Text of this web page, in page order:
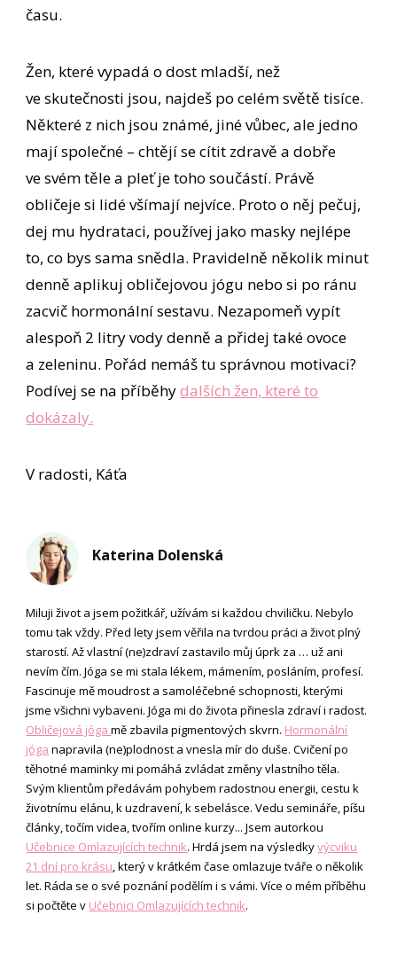
času.
Žen, které vypadá o dost mladší, než
ve skutečnosti jsou, najdeš po celém světě tisíce.
Některé z nich jsou známé, jiné vůbec, ale jedno
mají společné – chtějí se cítit zdravě a dobře
ve svém těle a pleť je toho součástí. Právě
obličeje si lidé všímají nejvíce. Proto o něj pečuj,
dej mu hydrataci, používej jako masky nejlépe
to, co bys sama snědla. Pravidelně několik minut
denně aplikuj obličejovou jógu nebo si po ránu
zacvič hormonální sestavu. Nezapomeň vypít
alespoň 2 litry vody denně a přidej také ovoce
a zeleninu. Pořád nemáš tu správnou motivaci?
Podívej se na příběhydalších žen, které to
dokázaly.
V radosti, Káťa
Katerina Dolenská
Miluji život a jsem požitkář, užívám si každou chviličku. Nebylo
tomu tak vždy. Před lety jsem věřila na tvrdou práci a život plný
starostí. Až vlastní (ne)zdraví zastavilo můj úprk za … už ani
nevím čím. Jóga se mi stala lékem, mámením, posláním, profesí.
Fascinuje mě moudrost a samoléčebné schopnosti, kterými
jsme všichni vybaveni. Jóga mi do života přinesla zdraví i radost.
Obličejová jógamě zbavila pigmentových skvrn. Hormonální
jóga napravila (ne)plodnost a vnesla mír do duše. Cvičení po
těhotné maminky mi pomáhá zvládat změny vlastního těla.
Svým klientům předávám pohybem radostnou energii, cestu k
životnímu elánu, k uzdravení, k sebelásce. Vedu semináře, píšu
články, točím videa, tvořím online kurzy... Jsem autorkou
Učebnice Omlazujících technik. Hrdá jsem na výsledkyvýcviku
21 dní pro krásu, který v krátkém čase omlazuje tváře o několik
let. Ráda se o své poznání podělím i s vámi. Více o mém příběhu
si počtěte v Učebnici Omlazujících technik.